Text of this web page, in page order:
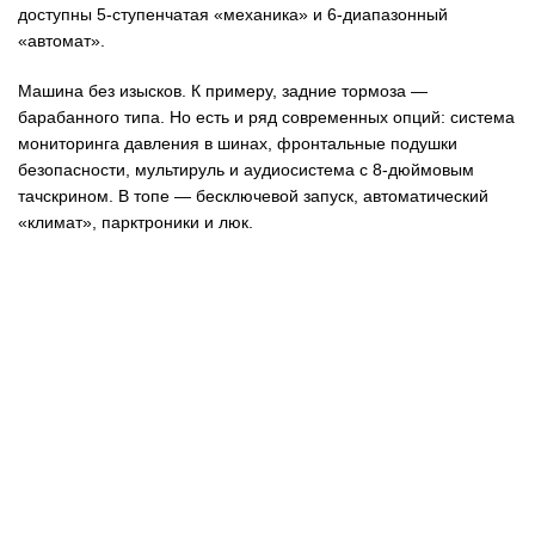
доступны 5-ступенчатая «механика» и 6-диапазонный
«автомат».
Машина без изысков. К примеру, задние тормоза —
барабанного типа. Но есть и ряд современных опций: система
мониторинга давления в шинах, фронтальные подушки
безопасности, мультируль и аудиосистема с 8-дюймовым
тачскрином. В топе — бесключевой запуск, автоматический
«климат», парктроники и люк.